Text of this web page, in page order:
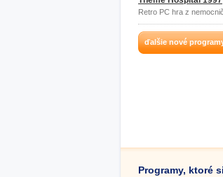
Retro PC hra z
ďalšie nové
Programy, ktoré